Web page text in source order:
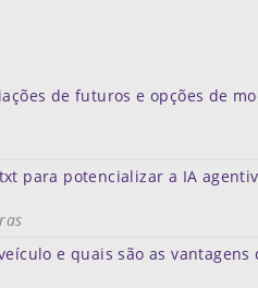
de futuros e opções de
para potencializar a IA
e quais são as vantagens